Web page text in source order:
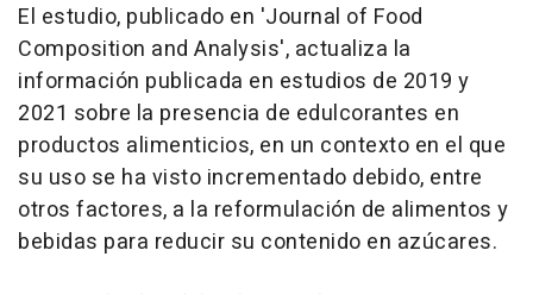
El estudio, publicado en 'Journal of Food
Composition and Analysis', actualiza la
información publicada en estudios de 2019 y
2021 sobre la presencia de edulcorantes en
productos alimenticios, en un contexto en el que
su uso se ha visto incrementado debido, entre
otros factores, a la reformulación de alimentos y
bebidas para reducir su contenido en azúcares.